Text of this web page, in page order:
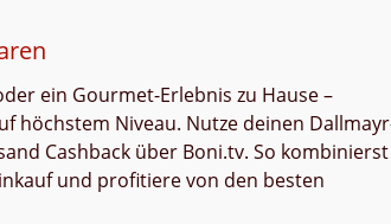
ein Gourmet-Erlebnis zu Hause –
höchstem Niveau. Nutze deinen
Cashback über Boni.tv. So kombinierst
und profitiere von den besten